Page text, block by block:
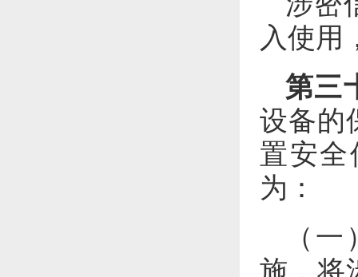
入使用
第三
设备的
置安
为：
（
施，将